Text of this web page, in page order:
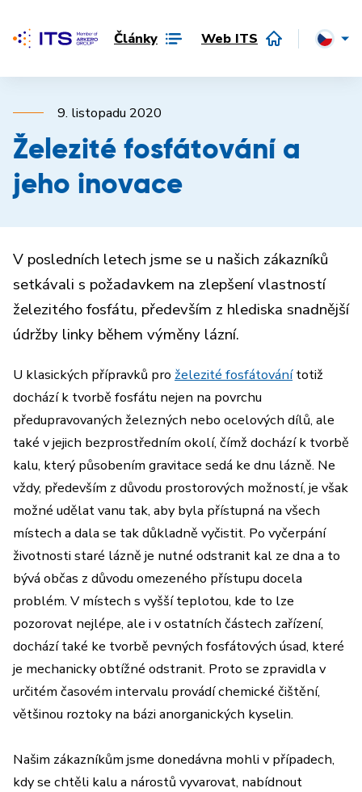
Články Web ITS
9. listopadu 2020
Železité fosfátování a
jeho inovace
V posledních letech jsme se u našich zákazníků
setkávali s požadavkem na zlepšení vlastností
železitého fosfátu, především z hlediska snadnější
údržby linky během výměny lázní.
U klasických přípravků pro železité fosfátovánítotiž
dochází k tvorbě fosfátu nejen na povrchu
předupravovaných železných nebo ocelových dílů, ale
také v jejich bezprostředním okolí, čímž dochází k tvorbě
kalu, který působením gravitace sedá ke dnu lázně. Ne
vždy, především z důvodu prostorových možností, je však
možné udělat vanu tak, aby byla přístupná na všech
místech a dala se tak důkladně vyčistit. Po vyčerpání
životnosti staré lázně je nutné odstranit kal ze dna a to
bývá občas z důvodu omezeného přístupu docela
problém. V místech s vyšší teplotou, kde to lze
pozorovat nejlépe, ale i v ostatních částech zařízení,
dochází také ke tvorbě pevných fosfátových úsad, které
je mechanicky obtížné odstranit. Proto se zpravidla v
určitém časovém intervalu provádí chemické čištění,
většinou roztoky na bázi anorganických kyselin.
Našim zákazníkům jsme donedávna mohli v případech,
kdy se chtěli kalu a nárostů vyvarovat, nabídnout